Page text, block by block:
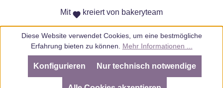
Mit kreiert von bakeryteam
Diese Website verwendet Cookies, um eine bestmögliche
Erfahrung bieten zu können. Mehr Informationen ...
Nur technisch notwendige
Konfigurieren
SEHR GUT
Bewertungen bei: ebay.de, amazon.de, amazon.it, shopvote.de ⓘ